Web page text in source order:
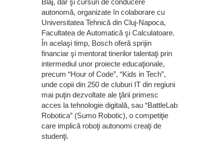
autonomă, organizate în colaborare cu
Universitatea Tehnică din Cluj-Napoca,
Facultatea de Automatică şi Calculatoare.
În acelaşi timp, Bosch oferă sprijin
financiar şi mentorat tinerilor talentaţi prin
intermediul unor proiecte educaţionale,
precum “Hour of Code”, “Kids in Tech”,
unde copii din 250 de cluburi IT din regiuni
mai puţin dezvoltate ale ţării primesc
acces la tehnologie digitală, sau “BattleLab
Robotica” (Sumo Robotic), o competiţie
care implică roboţi autonomi creaţi de
studenţi.